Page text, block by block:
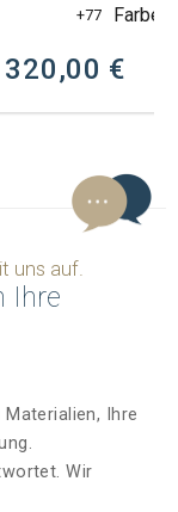
+77 Farben
€
uns auf.
Ihre
Ihre
Wir